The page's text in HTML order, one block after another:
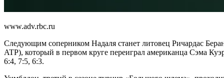
www.adv.rbc.ru
Следующим соперником Надаля станет литовец Ричардас
ATP), который в первом круге переиграл американца Сэма
6:4, 7:5, 6:3.